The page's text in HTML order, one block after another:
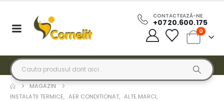
CONTACTEAZĂ-NE
+0720.600.175
0
MAGAZIN
INSTALATII TERMICE, AER CONDITIONAT, ALTE MARCI,